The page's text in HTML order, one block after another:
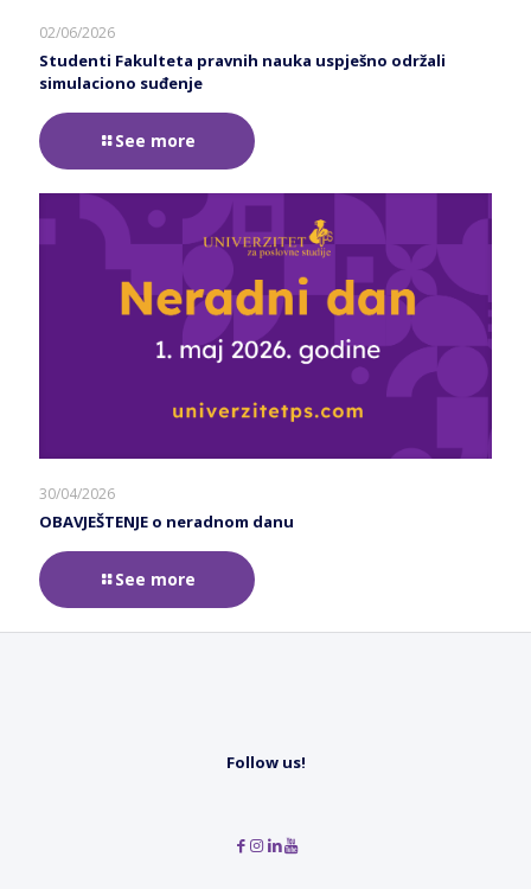
02/06/2026
Studenti Fakulteta pravnih nauka uspješno održali
simulaciono suđenje
See more
30/04/2026
OBAVJEŠTENJE o neradnom danu
See more
Follow us!